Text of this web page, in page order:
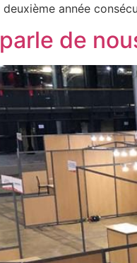
deuxième année
de